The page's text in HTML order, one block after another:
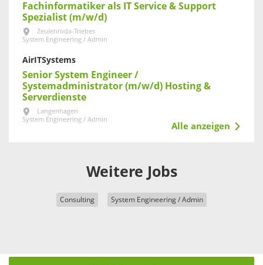
Fachinformatiker als IT Service & Support
Spezialist (m/w/d)
Zeulenroda-Triebes
System Engineering / Admin
AirITSystems
Senior System Engineer /
Systemadministrator (m/w/d) Hosting &
Serverdienste
Langenhagen
System Engineering / Admin
Alle anzeigen
Weitere Jobs
Consulting System Engineering / Admin